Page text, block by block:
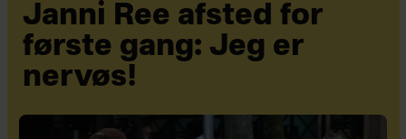
Janni Ree afsted for
første gang: Jeg er
nervøs!